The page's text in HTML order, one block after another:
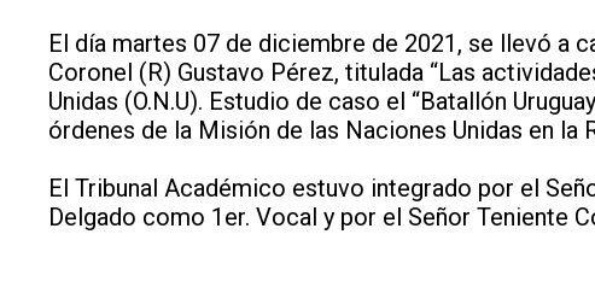
El día martes 07 de diciembre de 2021, se llevó a
Coronel (R) Gustavo Pérez, titulada “Las
Unidas (O.N.U). Estudio de caso el “Batallón
órdenes de la Misión de las Naciones Unidas en la
El Tribunal Académico estuvo integrado por el
Delgado como 1er. Vocal y por el Señor Teniente